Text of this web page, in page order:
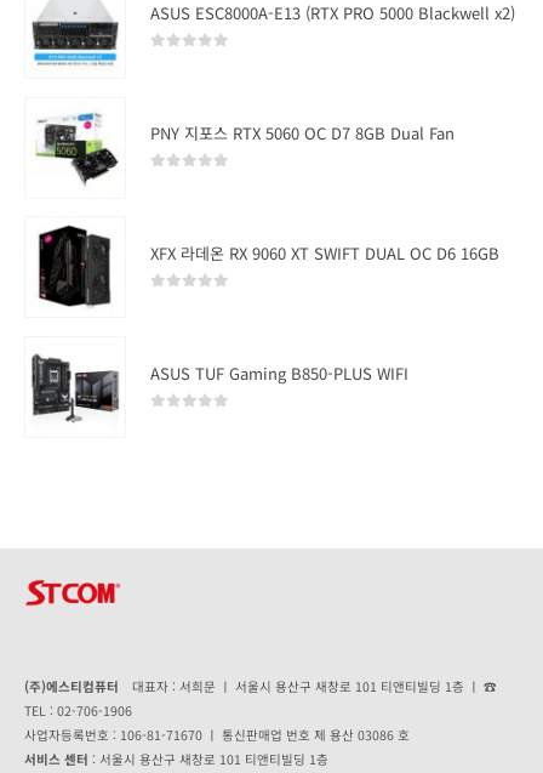
ASUS ESC8000A-E13 (RTX PRO 5000 Blackwell x2)
PNY 지포스 RTX 5060 OC D7 8GB Dual Fan
XFX 라데온 RX 9060 XT SWIFT DUAL OC D6 16GB
ASUS TUF Gaming B850-PLUS WIFI
(주)에스티컴퓨터 대표자 : 서희문 ㅣ 서울시 용산구 새창로 101 티앤티빌딩 1층 ㅣ ☎
TEL : 02-706-1906
사업자등록번호 : 106-81-71670 ㅣ 통신판매업 번호 제 용산 03086 호
서비스 센터 : 서울시 용산구 새창로 101 티앤티빌딩 1층